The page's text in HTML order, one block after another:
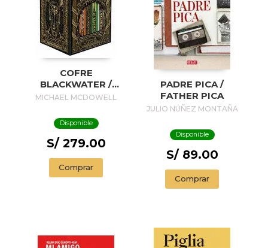
COFRE
BLACKWATER /
BLACKWATER
MICHAEL MCDOWELL
Disponible
S/ 279.00
Comprar
PADRE PICA /
FATHER PICA
JULIO NÚÑEZ MONTAÑA
Disponible
S/ 89.00
Comprar